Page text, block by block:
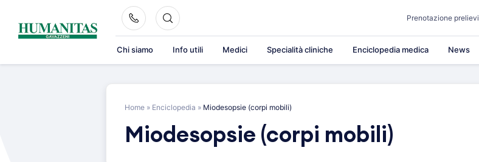
content
Prenotazione prelievi
Chi siamo Info utili Medici Specialità cliniche Enciclopedia medica News
Home » Enciclopedia » Miodesopsie (corpi mobili)
Miodesopsie (corpi mobili)